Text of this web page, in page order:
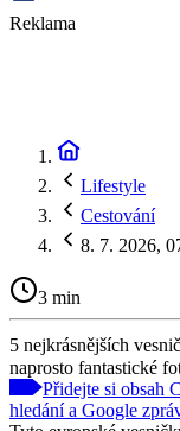
Reklama
Lifestyle
Cestování
8. 7. 2026,
3 min
5 nejkrásnějších
naprosto fantastické
Přidejte si obsah
hledání a Google